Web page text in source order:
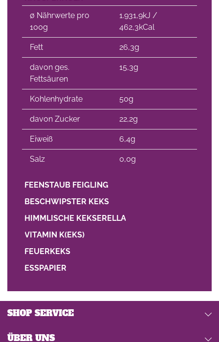
∅ Nährwerte pro
100g
1.931,9kJ /
462,3kCal
Fett 26,3g
davon ges.
Fettsäuren
15,3g
Kohlenhydrate 50g
davon Zucker 22,2g
Eiweiß 6,4g
Salz 0,0g
FEENSTAUB FEIGLING
BESCHWIPSTER KEKS
HIMMLISCHE KEKSERELLA
VITAMIN K(EKS)
FEUERKEKS
ESSPAPIER
SHOP SERVICE
ÜBER UNS